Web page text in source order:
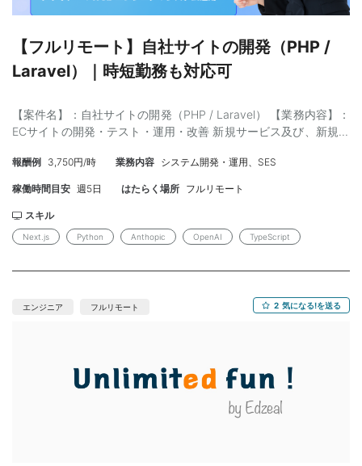
期 【単価】：70万程度(能力や実績によって検討） 【募集人
【勤務時間】：10:00-19:00 ※前後調整可能 【年齢】：40代ぐら
いまでを調整だが、スキル次第 【外国籍】：不可 【商流】： 【備
考】： （管理番号：NKT20260512-04）
【フルリモート】自社サイトの開発（PHP /
Laravel）｜時短勤務も対応可
【案件名】：自社サイトの開発（PHP / Laravel） 【業務内容】：
ECサイトの開発・テスト・運用・改善 新規サービス及び、新規機
ル・CI/CD環境・テスト環境の構築・改善 グローバルに通用する
プロダクト開発に携わってみたい、スピード感のある開発です。
※補足 フレームワーク：Laravel その他：Tailwind、Node.js、
Alpine.js ・インフラ AWS ：Cloud Formation、Route53、EC2・
する知識 ・AWSの経験経験 ＜尚可＞ ・ マイクロサービスアーキ
テクチャの設計・開発・運用に関する経験 ・ GraphQLを利用した
期】：即日～長期 【単価】：65万前後まで ※時給など可能 【募
集人数】：１名 【面談】：１回（WEB / 弊社同席） 【精算】：確
認中 【勤務時間】：10:00-19:00 【年齢】：40代まで 【外国
籍】： 【商流】： 【備考】： ・時短勤務も対応可能です ・勉強
報酬例 3,750円/時 業務内容 システム開発・運用、SES
稼働時間目安 週5日 はたらく場所 フルリモート
スキル
Next.js Python Anthopic OpenAI TypeScript
エンジニア フルリモート 2 気になる!を送る